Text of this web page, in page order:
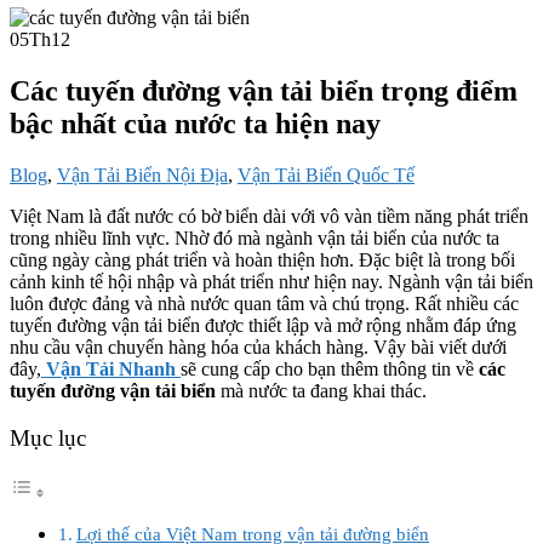
05Th12
Các tuyến đường vận tải biển trọng điểm
bậc nhất của nước ta hiện nay
Blog, Vận Tải Biển Nội Địa, Vận Tải Biển Quốc Tế
Việt Nam là đất nước có bờ biển dài với vô vàn tiềm năng phát triển
trong nhiều lĩnh vực. Nhờ đó mà ngành vận tải biển của nước ta
cũng ngày càng phát triển và hoàn thiện hơn. Đặc biệt là trong bối
cảnh kinh tế hội nhập và phát triển như hiện nay. Ngành vận tải biển
luôn được đảng và nhà nước quan tâm và chú trọng. Rất nhiều các
tuyến đường vận tải biển được thiết lập và mở rộng nhằm đáp ứng
nhu cầu vận chuyển hàng hóa của khách hàng. Vậy bài viết dưới
đây, Vận Tải Nhanh sẽ cung cấp cho bạn thêm thông tin về các
tuyến đường vận tải biển mà nước ta đang khai thác.
Mục lục
Lợi thế của Việt Nam trong vận tải đường biển